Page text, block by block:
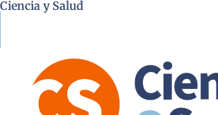
Ciencia y Salud